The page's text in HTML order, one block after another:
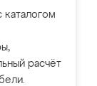
расчёт